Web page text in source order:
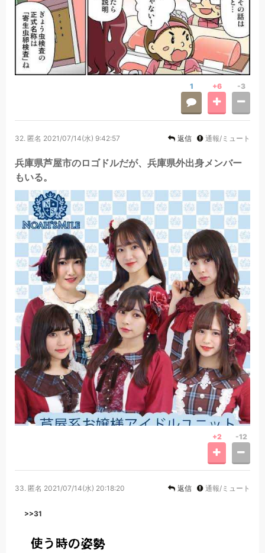
1 +6 -3
32. 匿名 2021/07/14(水) 9:42:57 返信 通報/ミュート
兵庫県芦屋市のロゴドルだが、兵庫県外出身メンバー
もいる。
+2 -12
33. 匿名 2021/07/14(水) 20:18:20 返信 通報/ミュート
>>31